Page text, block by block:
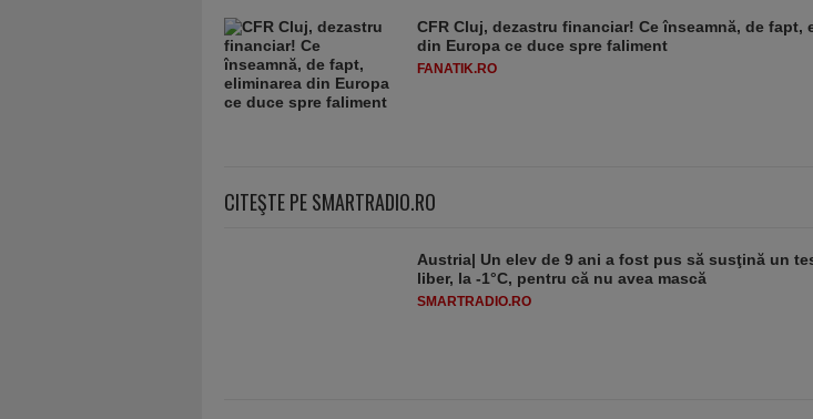
CFR Cluj, dezastru financiar! Ce înseamnă, de fapt,
din Europa ce duce spre faliment
FANATIK.RO
CITEŞTE PE SMARTRADIO.RO
Austria| Un elev de 9 ani a fost pus să susţină un
liber, la -1°C, pentru că nu avea mască
SMARTRADIO.RO